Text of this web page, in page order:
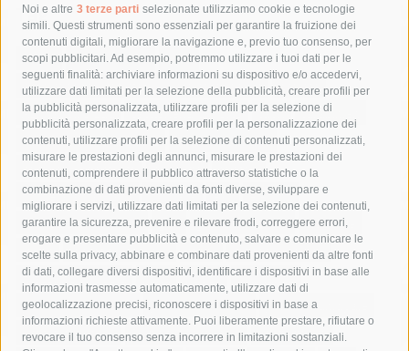
Noi e altre 3 terze parti selezionate utilizziamo cookie e tecnologie
simili. Questi strumenti sono essenziali per garantire la fruizione dei
contenuti digitali, migliorare la navigazione e, previo tuo consenso, per
scopi pubblicitari. Ad esempio, potremmo utilizzare i tuoi dati per le
seguenti finalità: archiviare informazioni su dispositivo e/o accedervi,
utilizzare dati limitati per la selezione della pubblicità, creare profili per
la pubblicità personalizzata, utilizzare profili per la selezione di
pubblicità personalizzata, creare profili per la personalizzazione dei
contenuti, utilizzare profili per la selezione di contenuti personalizzati,
misurare le prestazioni degli annunci, misurare le prestazioni dei
contenuti, comprendere il pubblico attraverso statistiche o la
combinazione di dati provenienti da fonti diverse, sviluppare e
migliorare i servizi, utilizzare dati limitati per la selezione dei contenuti,
garantire la sicurezza, prevenire e rilevare frodi, correggere errori,
erogare e presentare pubblicità e contenuto, salvare e comunicare le
scelte sulla privacy, abbinare e combinare dati provenienti da altre fonti
di dati, collegare diversi dispositivi, identificare i dispositivi in base alle
informazioni trasmesse automaticamente, utilizzare dati di
geolocalizzazione precisi, riconoscere i dispositivi in base a
informazioni richieste attivamente. Puoi liberamente prestare, rifiutare o
revocare il tuo consenso senza incorrere in limitazioni sostanziali.
Tag
acqua allerta meteo
anas
area marina protetta di punta campanella
arresto
Asl Napoli 3 sud
capitaneria di porto capri
carabinieri
castellammare di stabia
circumvesuviana
comune di sorrento
concerto
contagi
costiera amalfitana
covid-19 eav
elezioni
fondazione sorrento
gori guardia costiera
incidente
lavori
lorenzo balducelli mare
massa lubrense
massimo coppola
Meta napoli
ordinanza
penisola sorrentina
piano di sorrento
polizia municipale
protezione civile
Regione Campania sant'agnello